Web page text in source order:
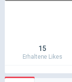
Erhaltene Likes
15